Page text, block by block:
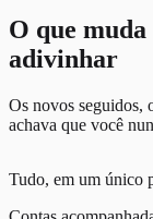
O que
adivinhar
Os novos seguidos,
achava que você
Tudo, em um único